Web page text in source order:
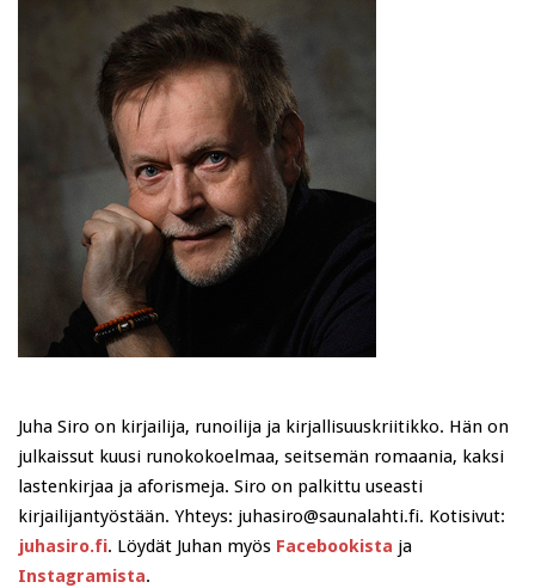
Juha Siro on kirjailija, runoilija ja kirjallisuuskriitikko. Hän on
julkaissut kuusi runokokoelmaa, seitsemän romaania, kaksi
lastenkirjaa ja aforismeja. Siro on palkittu useasti
kirjailijantyöstään. Yhteys: juhasiro@saunalahti.fi. Kotisivut:
juhasiro.fi. Löydät Juhan myös Facebookista ja
Instagramista.